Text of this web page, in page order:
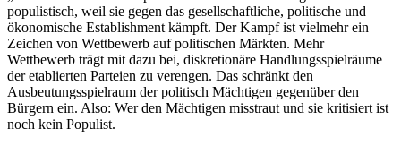
populistisch, weil sie gegen das gesellschaftliche, politische und
ökonomische Establishment kämpft. Der Kampf ist vielmehr ein
Zeichen von Wettbewerb auf politischen Märkten. Mehr
Wettbewerb trägt mit dazu bei, diskretionäre Handlungsspielräume
der etablierten Parteien zu verengen. Das schränkt den
Ausbeutungsspielraum der politisch Mächtigen gegenüber den
Bürgern ein. Also: Wer den Mächtigen misstraut und sie kritisiert ist
noch kein Populist.